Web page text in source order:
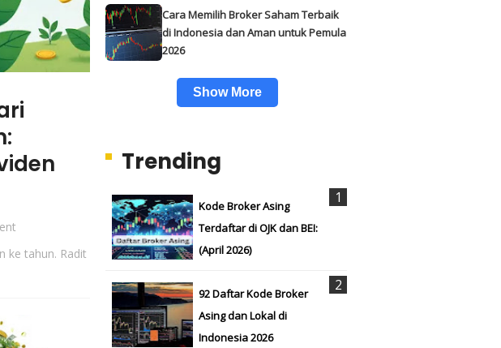
ke tahun. Radit
Cara Memilih Broker Saham Terbaik
di Indonesia dan Aman untuk Pemula
2026
Show More
Trending
Kode Broker Asing
Terdaftar di OJK dan BEI:
(April 2026)
92 Daftar Kode Broker
Asing dan Lokal di
Indonesia 2026